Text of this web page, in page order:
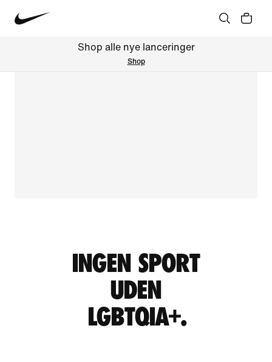
Shop alle nye lanceringer
Shop
INGEN SPORT
UDEN
LGBTQIA+.